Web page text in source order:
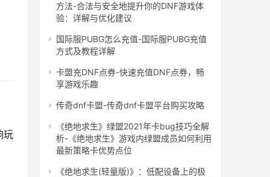
玩
方法-合法与安全地提升你的DNF游戏体
验：详解与优化建议
国际服PUBG怎么充值-国际服PUBG充值
方式及教程详解
卡盟充DNF点券-快速充值DNF点券，畅
享游戏乐趣
传奇dnf卡盟-传奇dnf卡盟平台购买攻略
《绝地求生》绿盟2021年卡bug技巧全解
析-《绝地求生》游戏内绿盟成员如何利用
最新策略卡优势点位
《绝地求生(轻量版)》：低配设备上的极